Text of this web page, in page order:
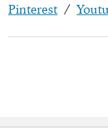
Pinterest /